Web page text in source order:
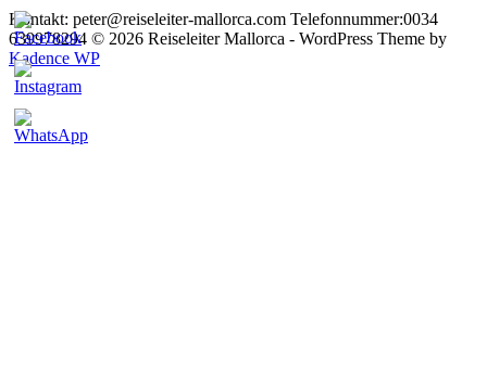
Kontakt: peter@reiseleiter-mallorca.com Telefonnummer:0034
639978294 © 2026 Reiseleiter Mallorca - WordPress Theme by
Kadence WP